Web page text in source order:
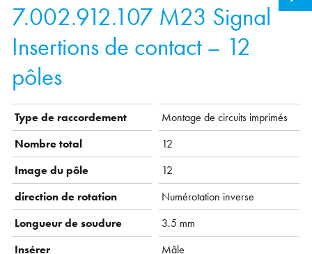
7.002.912.107 M23 Signal
Insertions de contact – 12
pôles
Type de raccordement
Montage de circuits imprimés
Nombre total
12
Image du pôle
12
direction de rotation
Numérotation inverse
Longueur de soudure
3.5 mm
Insérer
Mâle